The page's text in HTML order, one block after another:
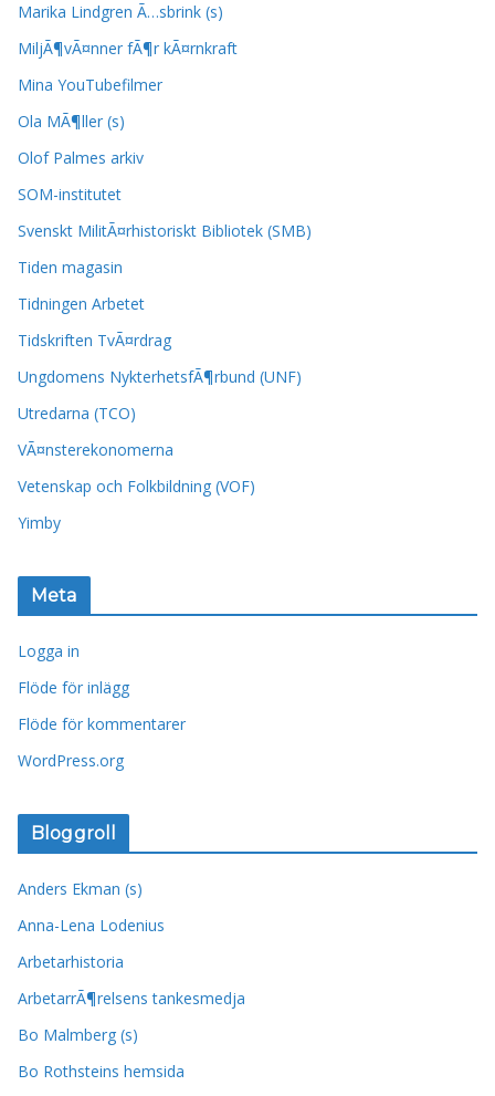
Marika Lindgren Ã…sbrink (s)
MiljÃ¶vÃ¤nner fÃ¶r kÃ¤rnkraft
Mina YouTubefilmer
Ola MÃ¶ller (s)
Olof Palmes arkiv
SOM-institutet
Svenskt MilitÃ¤rhistoriskt Bibliotek (SMB)
Tiden magasin
Tidningen Arbetet
Tidskriften TvÃ¤rdrag
Ungdomens NykterhetsfÃ¶rbund (UNF)
Utredarna (TCO)
VÃ¤nsterekonomerna
Vetenskap och Folkbildning (VOF)
Yimby
Meta
Logga in
Flöde för inlägg
Flöde för kommentarer
WordPress.org
Bloggroll
Anders Ekman (s)
Anna-Lena Lodenius
Arbetarhistoria
ArbetarrÃ¶relsens tankesmedja
Bo Malmberg (s)
Bo Rothsteins hemsida